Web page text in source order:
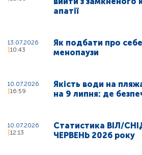
апатії
13.07.2026
10:43
Як подбати про
менопаузи
10.07.2026
16:59
Якість води на
на 9 липня: де
10.07.2026
12:13
Статистика ВІЛ/
ЧЕРВЕНЬ 2026 року